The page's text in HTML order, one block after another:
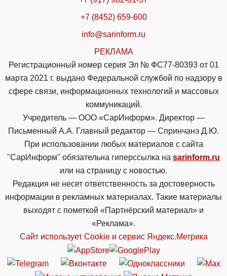
+7 (8452) 659-600
info@sarinform.ru
РЕКЛАМА
Регистрационный номер серия Эл № ФС77-80393 от 01
марта 2021 г. выдано Федеральной службой по надзору в
сфере связи, информационных технологий и массовых
коммуникаций.
Учредитель — ООО «СарИнформ». Директор —
Письменный А.А. Главный редактор — Спринчанэ Д.Ю.
При использовании любых материалов с сайта
"СарИнформ" обязательна гиперссылка на sarinform.ru
или на страницу с новостью.
Редакция не несет ответственность за достоверность
информации в рекламных материалах. Такие материалы
выходят с пометкой «Партнёрский материал» и
«Реклама».
Сайт использует Cookie и сервиc Яндекс.Метрика